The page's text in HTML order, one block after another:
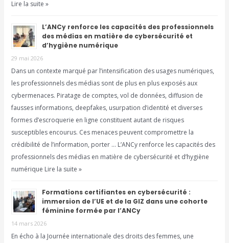
Lire la suite »
L’ANCy renforce les capacités des professionnels
des médias en matière de cybersécurité et
d’hygiène numérique
29 mai 2026
Dans un contexte marqué par l’intensification des usages numériques,
les professionnels des médias sont de plus en plus exposés aux
cybermenaces. Piratage de comptes, vol de données, diffusion de
fausses informations, deepfakes, usurpation d’identité et diverses
formes d’escroquerie en ligne constituent autant de risques
susceptibles encourus. Ces menaces peuvent compromettre la
crédibilité de l’information, porter … L’ANCy renforce les capacités des
professionnels des médias en matière de cybersécurité et d’hygiène
numérique Lire la suite »
Formations certifiantes en cybersécurité :
immersion de l’UE et de la GIZ dans une cohorte
féminine formée par l’ANCy
14 mars 2026
En écho à la Journée internationale des droits des femmes, une